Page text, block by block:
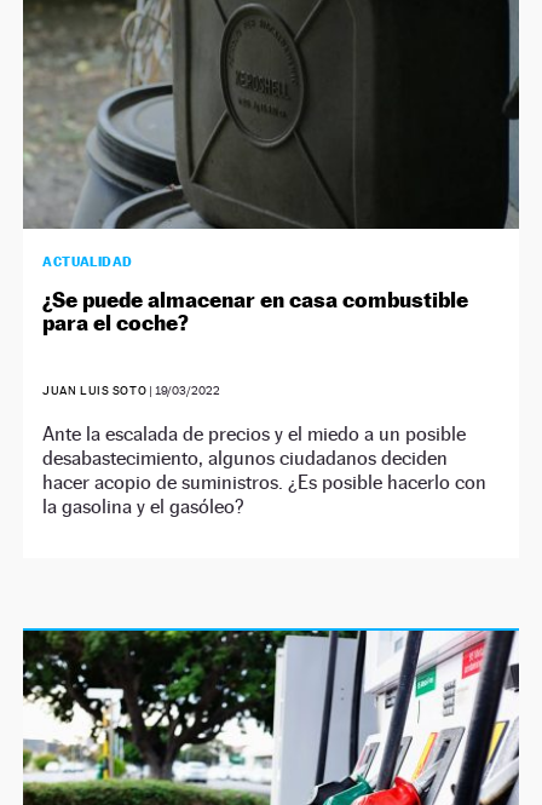
ACTUALIDAD
¿Se puede almacenar en casa combustible
para el coche?
JUAN LUIS SOTO | 19/03/2022
Ante la escalada de precios y el miedo a un posible
desabastecimiento, algunos ciudadanos deciden
hacer acopio de suministros. ¿Es posible hacerlo con
la gasolina y el gasóleo?